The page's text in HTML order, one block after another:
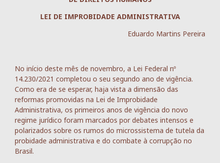
LEI DE IMPROBIDADE ADMINISTRATIVA
Eduardo Martins Pereira
No início deste mês de novembro, a Lei Federal nº
14.230/2021 completou o seu segundo ano de vigência.
Como era de se esperar, haja vista a dimensão das
reformas promovidas na Lei de Improbidade
Administrativa, os primeiros anos de vigência do novo
regime jurídico foram marcados por debates intensos e
polarizados sobre os rumos do microssistema de tutela da
probidade administrativa e do combate à corrupção no
Brasil.